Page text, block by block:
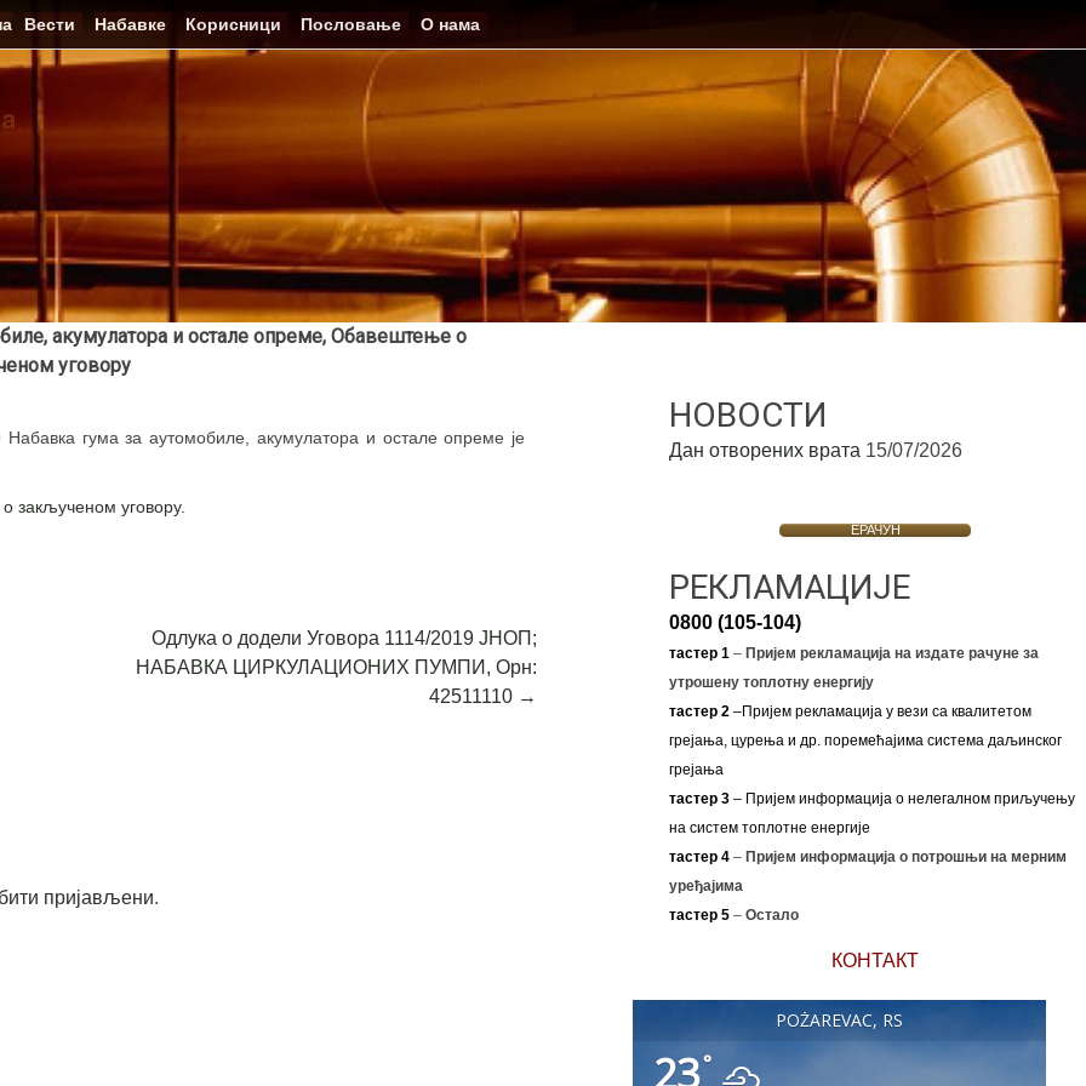
Вести Набавке Корисници Пословање О нама
акумулатора и остале опреме, Обавештење о
уговору
гума за аутомобиле, акумулатора и остале опреме је
закљученом уговору.
Одлука о додели Уговора 1114/2019 ЈНОП;
НАБАВКА ЦИРКУЛАЦИОНИХ ПУМПИ, Орн:
42511110 →
бити пријављени.
НОВОСТИ
Дан отворених врата 15/07/2026
ЕРАЧУН
РЕКЛАМАЦИЈЕ
0800 (105-104)
тастер 1–Пријем рекламација на издате рачуне за
утрошену топлотну енергију
тастер 2–Пријем рекламација у вези са квалитетом
грејања, цурења и др. поремећајима система даљинског
грејања
тастер 3– Пријем информација о нелегалном приључењу
на систем топлотне енергије
тастер 4 – Пријем информација о потрошњи на мерним
уређајима
тастер 5 – Остало
КОНТАКТ
POŽAREVAC, RS
23°